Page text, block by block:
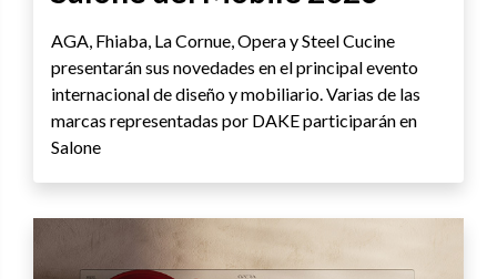
AGA, Fhiaba, La Cornue, Opera y Steel Cucine
presentarán sus novedades en el principal evento
internacional de diseño y mobiliario. Varias de las
marcas representadas por DAKE participarán en
Salone